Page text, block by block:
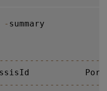
- summary
-- -- -- -- -- -- -- -- -- --
-- -- -- -- -- -- -- -- -- --